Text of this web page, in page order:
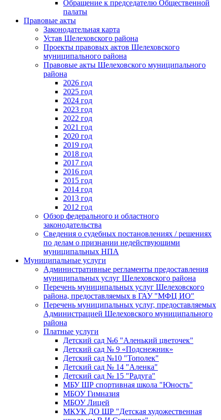
Обращение к председателю Общественной
палаты
Правовые акты
Законодательная карта
Устав Шелеховского района
Проекты правовых актов Шелеховского
муниципального района
Правовые акты Шелеховского муниципального
района
2026 год
2025 год
2024 год
2023 год
2022 год
2021 год
2020 год
2019 год
2018 год
2017 год
2016 год
2015 год
2014 год
2013 год
2012 год
Обзор федерального и областного
законодательства
Сведения о судебных постановлениях / решениях
по делам о признании недействующими
муниципальных НПА
Муниципальные услуги
Административные регламенты предоставления
муниципальных услуг Шелеховского района
Перечень муниципальных услуг Шелеховского
района, предоставляемых в ГАУ "МФЦ ИО"
Перечень муниципальных услуг, предоставляемых
Администрацией Шелеховского муниципального
района
Платные услуги
Детский сад №6 "Аленький цветочек"
Детский сад № 9 «Подснежник»
Детский сад №10 "Тополек"
Детский сад № 14 "Аленка"
Детский сад № 15 "Радуга"
МБУ ШР спортивная школа "Юность"
МБОУ Гимназия
МБОУ Лицей
МКУК ДО ШР "Детская художественная